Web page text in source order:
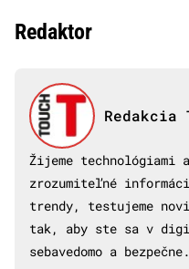
Redaktor
Redakcia
Žijeme technológiami
zrozumiteľné
trendy, testujeme
tak, aby ste sa v
sebavedomo a bezpečne.